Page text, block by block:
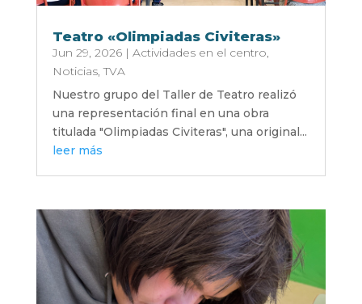
Teatro «Olimpiadas Civiteras»
Jun 29, 2026| Actividades en el centro,
Noticias,TVA
Nuestro grupo del Taller de Teatro realizó
una representación final en una obra
titulada "Olimpiadas Civiteras", una original...
leer más